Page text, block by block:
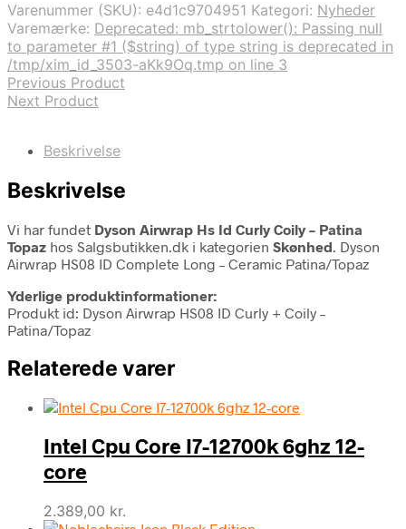
Varenummer (SKU): e4d1c9704951 Kategori: Nyheder
Varemærke: Deprecated: mb_strtolower(): Passing null
to parameter #1 ($string) of type string is deprecated in
/tmp/xim_id_3503-aKk9Oq.tmp on line 3
Previous Product
Next Product
Beskrivelse
Beskrivelse
Vi har fundet Dyson Airwrap Hs Id Curly Coily – Patina
Topaz hos Salgsbutikken.dk i kategorien Skønhed. Dyson
Airwrap HS08 ID Complete Long – Ceramic Patina/Topaz
Yderlige produktinformationer:
Produkt id: Dyson Airwrap HS08 ID Curly + Coily –
Patina/Topaz
Relaterede varer
Intel Cpu Core I7-12700k 6ghz 12-
core
2.389,00 kr.